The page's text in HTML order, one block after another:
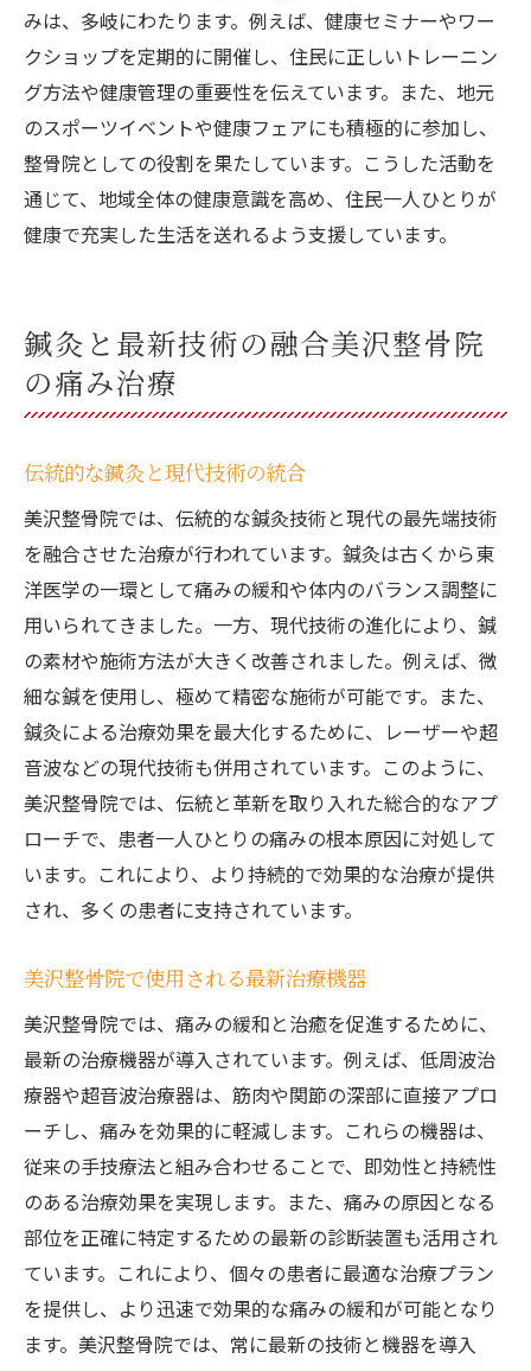
みは、多岐にわたります。例えば、健康セミナーやワー
クショップを定期的に開催し、住民に正しいトレーニン
グ方法や健康管理の重要性を伝えています。また、地元
のスポーツイベントや健康フェアにも積極的に参加し、
整骨院としての役割を果たしています。こうした活動を
通じて、地域全体の健康意識を高め、住民一人ひとりが
健康で充実した生活を送れるよう支援しています。
鍼灸と最新技術の融合美沢整骨院
の痛み治療
伝統的な鍼灸と現代技術の統合
美沢整骨院では、伝統的な鍼灸技術と現代の最先端技術
を融合させた治療が行われています。鍼灸は古くから東
洋医学の一環として痛みの緩和や体内のバランス調整に
用いられてきました。一方、現代技術の進化により、鍼
の素材や施術方法が大きく改善されました。例えば、微
細な鍼を使用し、極めて精密な施術が可能です。また、
鍼灸による治療効果を最大化するために、レーザーや超
音波などの現代技術も併用されています。このように、
美沢整骨院では、伝統と革新を取り入れた総合的なアプ
ローチで、患者一人ひとりの痛みの根本原因に対処して
います。これにより、より持続的で効果的な治療が提供
され、多くの患者に支持されています。
美沢整骨院で使用される最新治療機器
美沢整骨院では、痛みの緩和と治癒を促進するために、
最新の治療機器が導入されています。例えば、低周波治
療器や超音波治療器は、筋肉や関節の深部に直接アプロ
ーチし、痛みを効果的に軽減します。これらの機器は、
従来の手技療法と組み合わせることで、即効性と持続性
のある治療効果を実現します。また、痛みの原因となる
部位を正確に特定するための最新の診断装置も活用され
ています。これにより、個々の患者に最適な治療プラン
を提供し、より迅速で効果的な痛みの緩和が可能となり
ます。美沢整骨院では、常に最新の技術と機器を導入